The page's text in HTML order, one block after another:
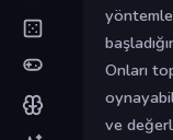
Onları
ve